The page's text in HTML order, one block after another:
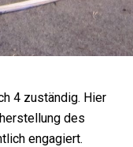
4 zuständig. Hier
des
engagiert.